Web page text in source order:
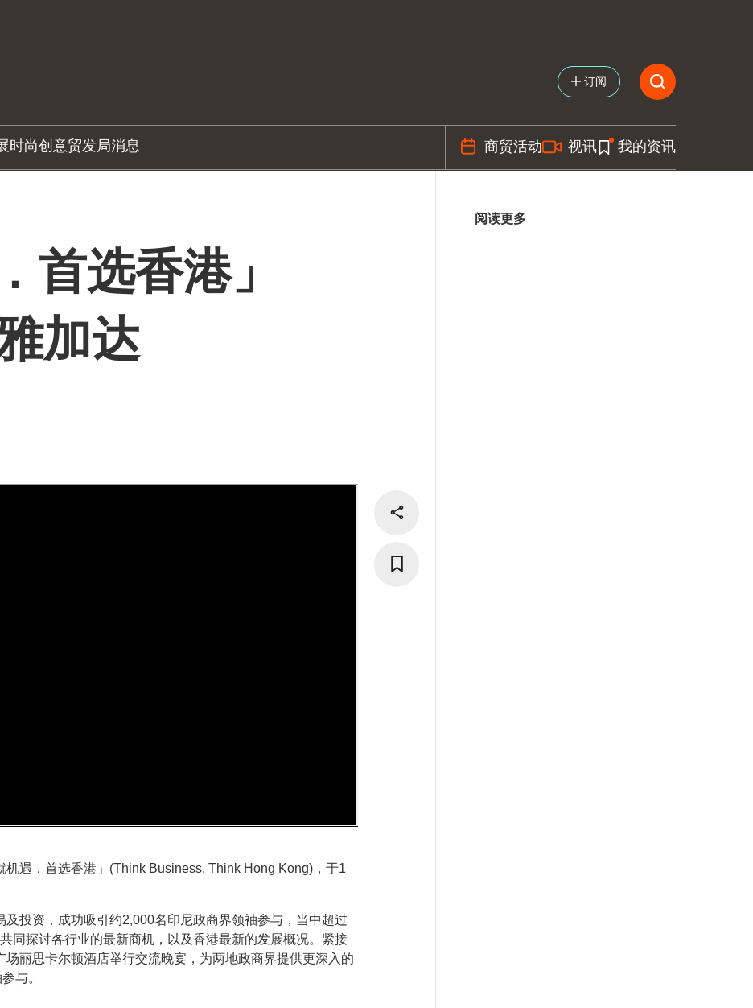
订阅
时尚创意贸发局消息 商贸活动 视讯 我的资讯
首选香港」
加达
遇．首选香港」(Think Business, Think Hong Kong)，于1
投资，成功吸引约2,000名印尼政商界领袖参与，当中超过
同探讨各行业的最新商机，以及香港最新的发展概况。紧接
丽思卡尔顿酒店举行交流晚宴，为两地政商界提供更深入的
与。
阅读更多